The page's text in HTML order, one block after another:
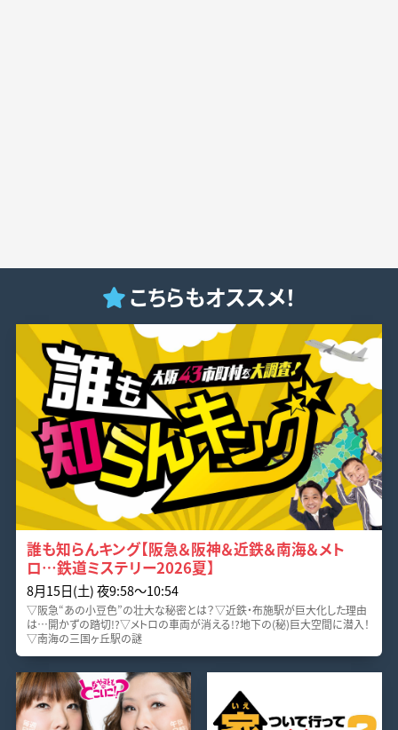
こちらもオススメ！
誰も知らんキング【阪急＆阪神＆近鉄＆南海＆メト
ロ…鉄道ミステリー2026夏】
8月15日(土) 夜9:58〜10:54
▽阪急“あの小豆色”の壮大な秘密とは？▽近鉄・布施駅が巨大化した理由
は…開かずの踏切!?▽メトロの車両が消える!?地下の(秘)巨大空間に潜入！
▽南海の三国ヶ丘駅の謎